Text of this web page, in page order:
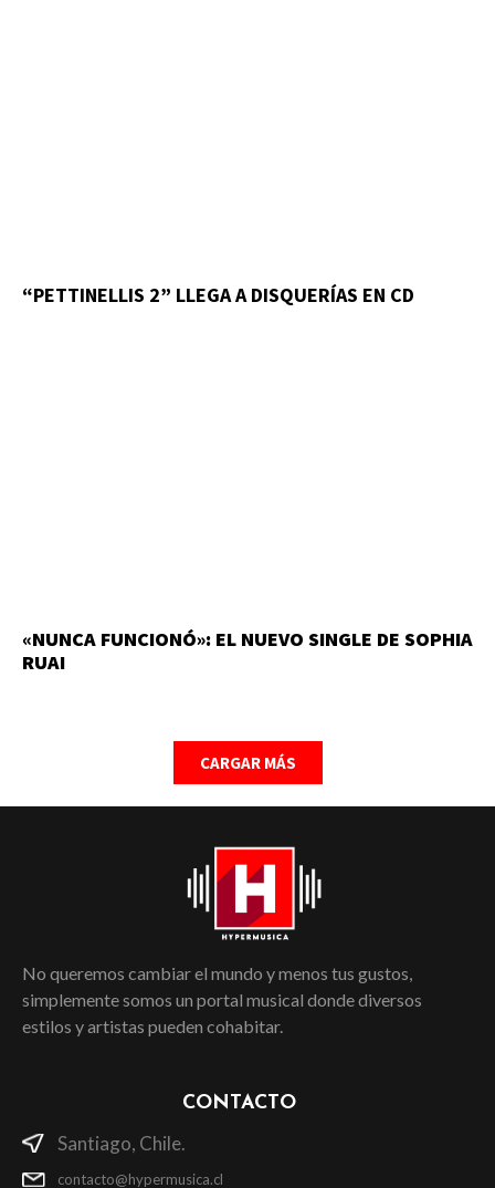
“PETTINELLIS 2” LLEGA A DISQUERÍAS EN CD
«NUNCA FUNCIONÓ»: EL NUEVO SINGLE DE SOPHIA
RUAI
CARGAR MÁS
No queremos cambiar el mundo y menos tus gustos,
simplemente somos un portal musical donde diversos
estilos y artistas pueden cohabitar.
CONTACTO
Santiago, Chile.
contacto@hypermusica.cl